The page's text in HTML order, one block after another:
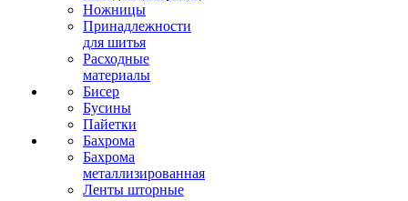
Ножницы
Принадлежности
для шитья
Расходные
материалы
Бисер
Бусины
Пайетки
Бахрома
Бахрома
металлизированная
Ленты шторные